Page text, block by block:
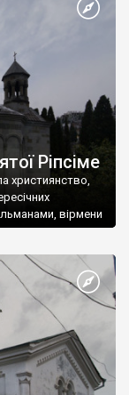
Таврійського
Ріпсіме
християнство,
вірмени